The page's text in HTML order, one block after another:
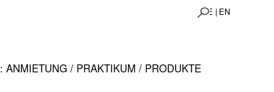
DE | EN
ANMIETUNG / PRAKTIKUM / PRODUKTE